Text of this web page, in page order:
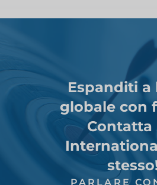
Espanditi a
globale con
Contatta
PARLARE